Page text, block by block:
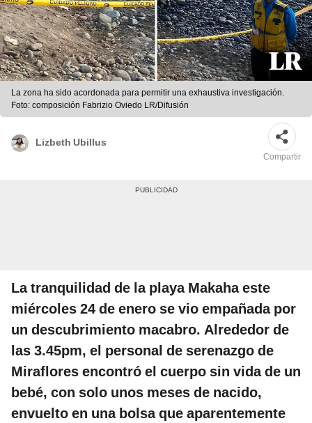
La zona ha sido acordonada para permitir una exhaustiva investigación.
Foto: composición Fabrizio Oviedo LR/Difusión
Lizbeth Ubillus
Compartir
La tranquilidad de la playa Makaha este
miércoles 24 de enero se vio empañada por
un descubrimiento macabro. Alrededor de
las 3.45pm, el personal de serenazgo de
Miraflores encontró el cuerpo sin vida de un
bebé, con solo unos meses de nacido,
envuelto en una bolsa que aparentemente